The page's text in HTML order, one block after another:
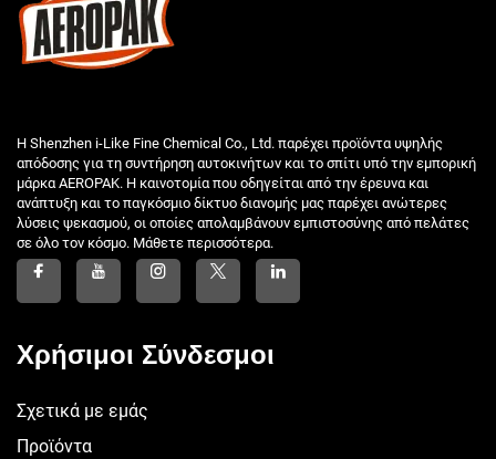
Η Shenzhen i-Like Fine Chemical Co., Ltd. παρέχει προϊόντα υψηλής
απόδοσης για τη συντήρηση αυτοκινήτων και το σπίτι υπό την εμπορική
μάρκα AEROPAK. Η καινοτομία που οδηγείται από την έρευνα και
ανάπτυξη και το παγκόσμιο δίκτυο διανομής μας παρέχει ανώτερες
λύσεις ψεκασμού, οι οποίες απολαμβάνουν εμπιστοσύνης από πελάτες
σε όλο τον κόσμο. Μάθετε περισσότερα.
Χρήσιμοι Σύνδεσμοι
Σχετικά με εμάς
Προϊόντα